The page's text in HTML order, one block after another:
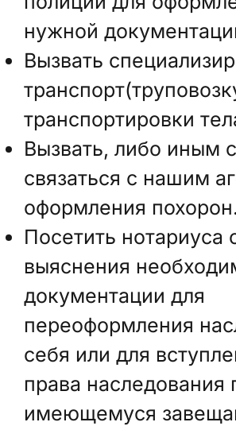
нужной
Вызвать
транспортировки
Вызвать, либо иным
связаться с нашим
оформления
Посетить нотариуса
выяснения
документации для
переоформления
себя или для
права наследования
имеющемуся